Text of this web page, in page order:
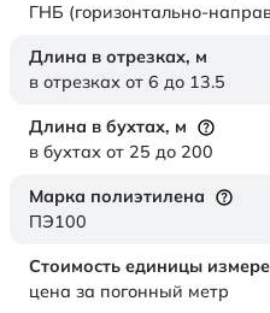
ГНБ (горизонтально-
Длина в отрезках, м
в отрезках от 6 до 13.5
Длина в бухтах, м
в бухтах от 25 до 200
Марка полиэтилена
ПЭ100
Стоимость единицы
цена за погонный метр